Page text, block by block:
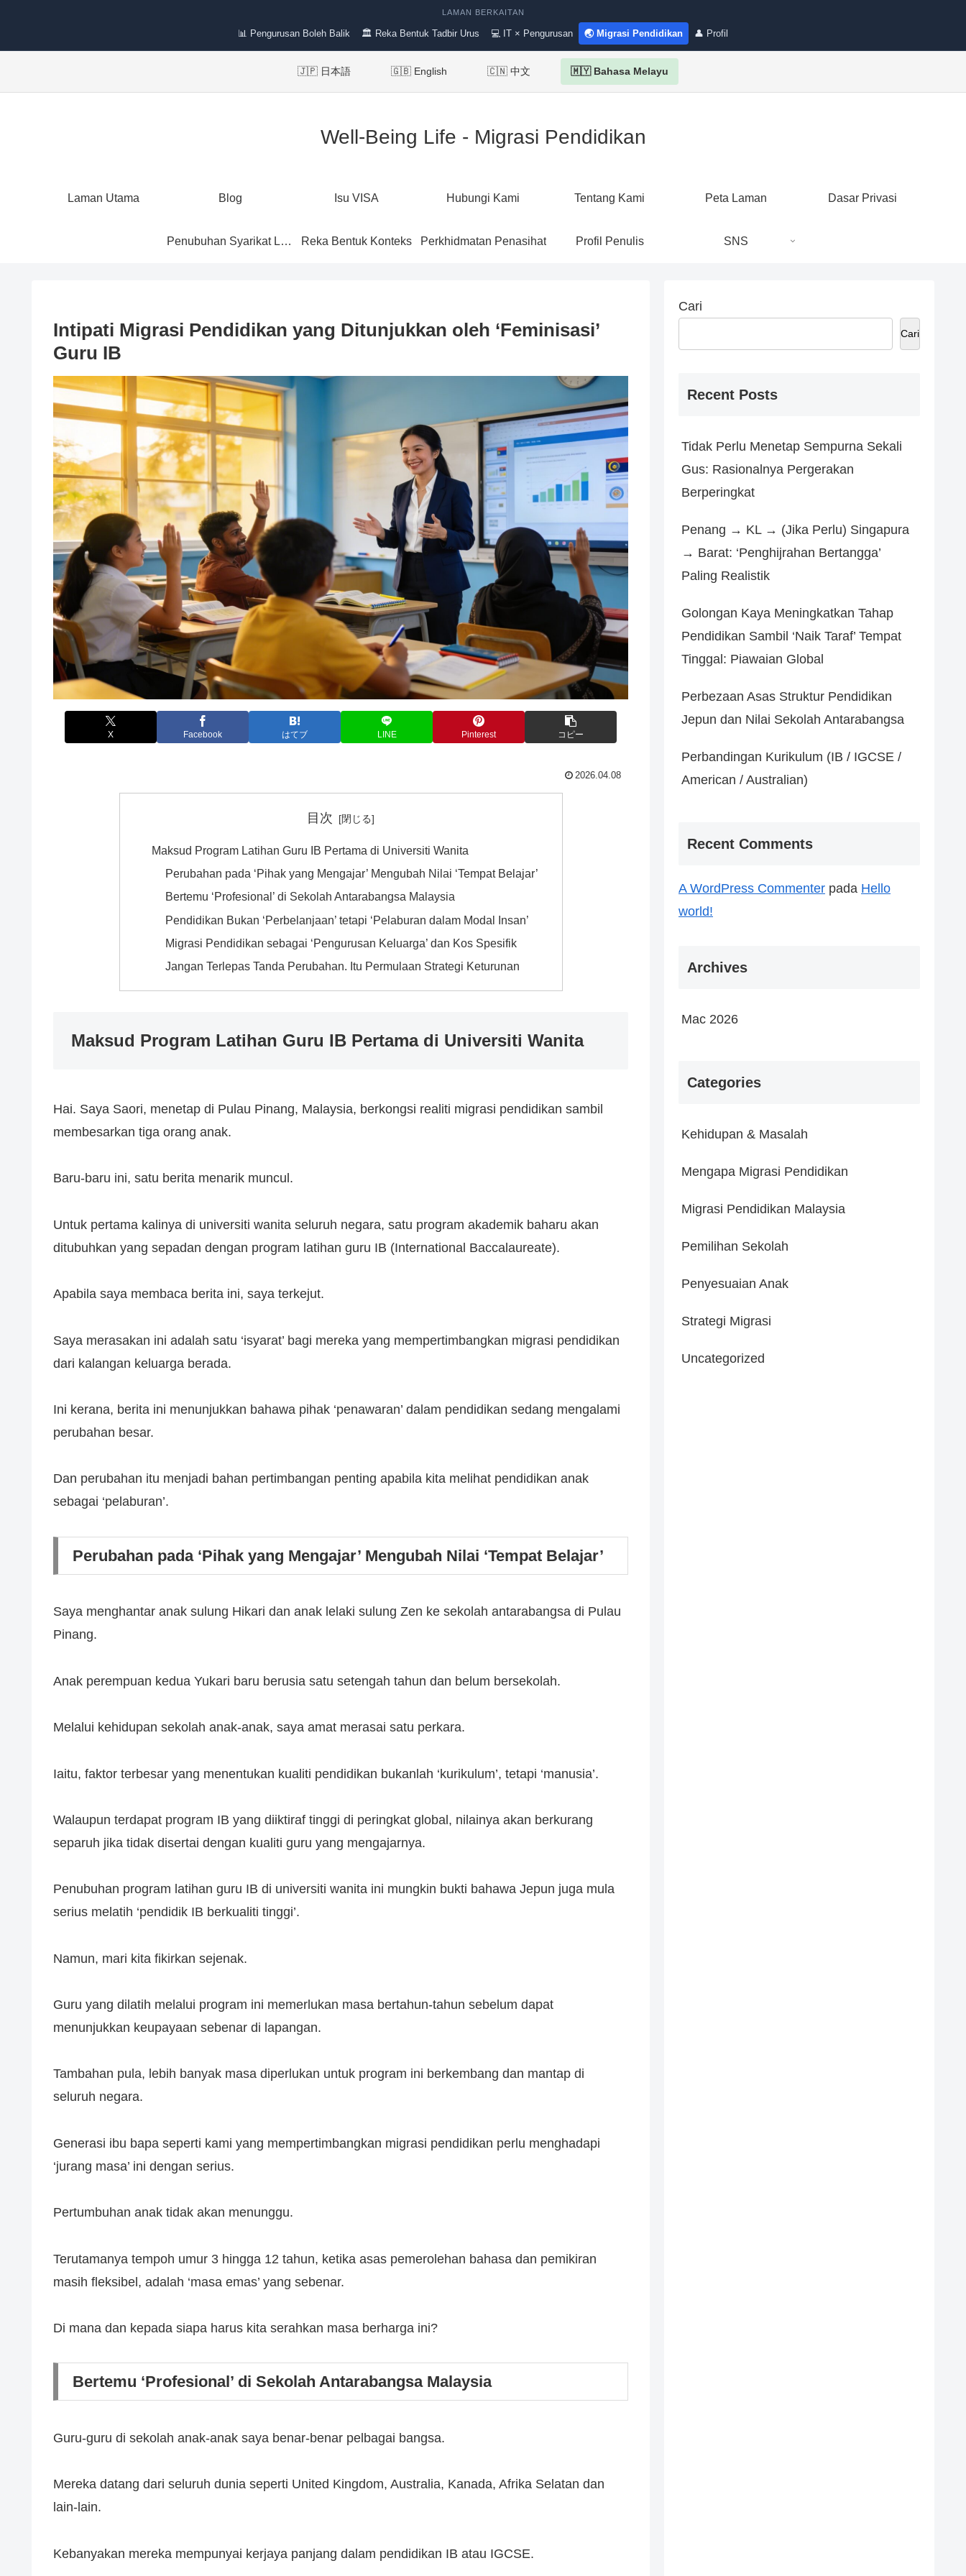
LAMAN BERKAITAN
📊 Pengurusan Boleh Balik 🏛 Reka Bentuk Tadbir Urus 💻 IT × Pengurusan 🌏 Migrasi Pendidikan 👤 Profil
🇯🇵 日本語 🇬🇧 English 🇨🇳 中文 🇲🇾 Bahasa Melayu
Well-Being Life - Migrasi Pendidikan
Laman Utama Blog Isu VISA Hubungi Kami Tentang Kami Peta Laman Dasar Privasi
Penubuhan Syarikat Labuan Reka Bentuk Konteks Perkhidmatan Penasihat Profil Penulis SNS
Intipati Migrasi Pendidikan yang Ditunjukkan oleh ‘Feminisasi’
Guru IB
X Facebook はてブ LINE Pinterest コピー
2026.04.08
目次
Maksud Program Latihan Guru IB Pertama di Universiti Wanita
Perubahan pada ‘Pihak yang Mengajar’ Mengubah Nilai ‘Tempat Belajar’
Bertemu ‘Profesional’ di Sekolah Antarabangsa Malaysia
Pendidikan Bukan ‘Perbelanjaan’ tetapi ‘Pelaburan dalam Modal Insan’
Migrasi Pendidikan sebagai ‘Pengurusan Keluarga’ dan Kos Spesifik
Jangan Terlepas Tanda Perubahan. Itu Permulaan Strategi Keturunan
Maksud Program Latihan Guru IB Pertama di Universiti Wanita
Hai. Saya Saori, menetap di Pulau Pinang, Malaysia, berkongsi realiti migrasi pendidikan sambil
membesarkan tiga orang anak.
Baru-baru ini, satu berita menarik muncul.
Untuk pertama kalinya di universiti wanita seluruh negara, satu program akademik baharu akan
ditubuhkan yang sepadan dengan program latihan guru IB (International Baccalaureate).
Apabila saya membaca berita ini, saya terkejut.
Saya merasakan ini adalah satu ‘isyarat’ bagi mereka yang mempertimbangkan migrasi pendidikan
dari kalangan keluarga berada.
Ini kerana, berita ini menunjukkan bahawa pihak ‘penawaran’ dalam pendidikan sedang mengalami
perubahan besar.
Dan perubahan itu menjadi bahan pertimbangan penting apabila kita melihat pendidikan anak
sebagai ‘pelaburan’.
Perubahan pada ‘Pihak yang Mengajar’ Mengubah Nilai ‘Tempat Belajar’
Saya menghantar anak sulung Hikari dan anak lelaki sulung Zen ke sekolah antarabangsa di Pulau
Pinang.
Anak perempuan kedua Yukari baru berusia satu setengah tahun dan belum bersekolah.
Melalui kehidupan sekolah anak-anak, saya amat merasai satu perkara.
Iaitu, faktor terbesar yang menentukan kualiti pendidikan bukanlah ‘kurikulum’, tetapi ‘manusia’.
Walaupun terdapat program IB yang diiktiraf tinggi di peringkat global, nilainya akan berkurang
separuh jika tidak disertai dengan kualiti guru yang mengajarnya.
Penubuhan program latihan guru IB di universiti wanita ini mungkin bukti bahawa Jepun juga mula
serius melatih ‘pendidik IB berkualiti tinggi’.
Namun, mari kita fikirkan sejenak.
Guru yang dilatih melalui program ini memerlukan masa bertahun-tahun sebelum dapat
menunjukkan keupayaan sebenar di lapangan.
Tambahan pula, lebih banyak masa diperlukan untuk program ini berkembang dan mantap di
seluruh negara.
Generasi ibu bapa seperti kami yang mempertimbangkan migrasi pendidikan perlu menghadapi
‘jurang masa’ ini dengan serius.
Pertumbuhan anak tidak akan menunggu.
Terutamanya tempoh umur 3 hingga 12 tahun, ketika asas pemerolehan bahasa dan pemikiran
masih fleksibel, adalah ‘masa emas’ yang sebenar.
Di mana dan kepada siapa harus kita serahkan masa berharga ini?
Bertemu ‘Profesional’ di Sekolah Antarabangsa Malaysia
Guru-guru di sekolah anak-anak saya benar-benar pelbagai bangsa.
Mereka datang dari seluruh dunia seperti United Kingdom, Australia, Kanada, Afrika Selatan dan
lain-lain.
Kebanyakan mereka mempunyai kerjaya panjang dalam pendidikan IB atau IGCSE.
Cari
Cari
Recent Posts
Tidak Perlu Menetap Sempurna Sekali
Gus: Rasionalnya Pergerakan
Berperingkat
Penang → KL → (Jika Perlu) Singapura
→ Barat: ‘Penghijrahan Bertangga’
Paling Realistik
Golongan Kaya Meningkatkan Tahap
Pendidikan Sambil ‘Naik Taraf’ Tempat
Tinggal: Piawaian Global
Perbezaan Asas Struktur Pendidikan
Jepun dan Nilai Sekolah Antarabangsa
Perbandingan Kurikulum (IB / IGCSE /
American / Australian)
Recent Comments
A WordPress Commenter pada Hello
world!
Archives
Mac 2026
Categories
Kehidupan & Masalah
Mengapa Migrasi Pendidikan
Migrasi Pendidikan Malaysia
Pemilihan Sekolah
Penyesuaian Anak
Strategi Migrasi
Uncategorized